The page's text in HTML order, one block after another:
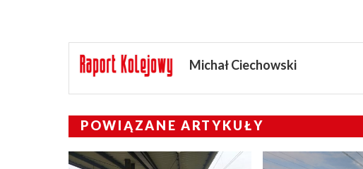
Michał Ciechowski
POWIĄZANE ARTYKUŁY